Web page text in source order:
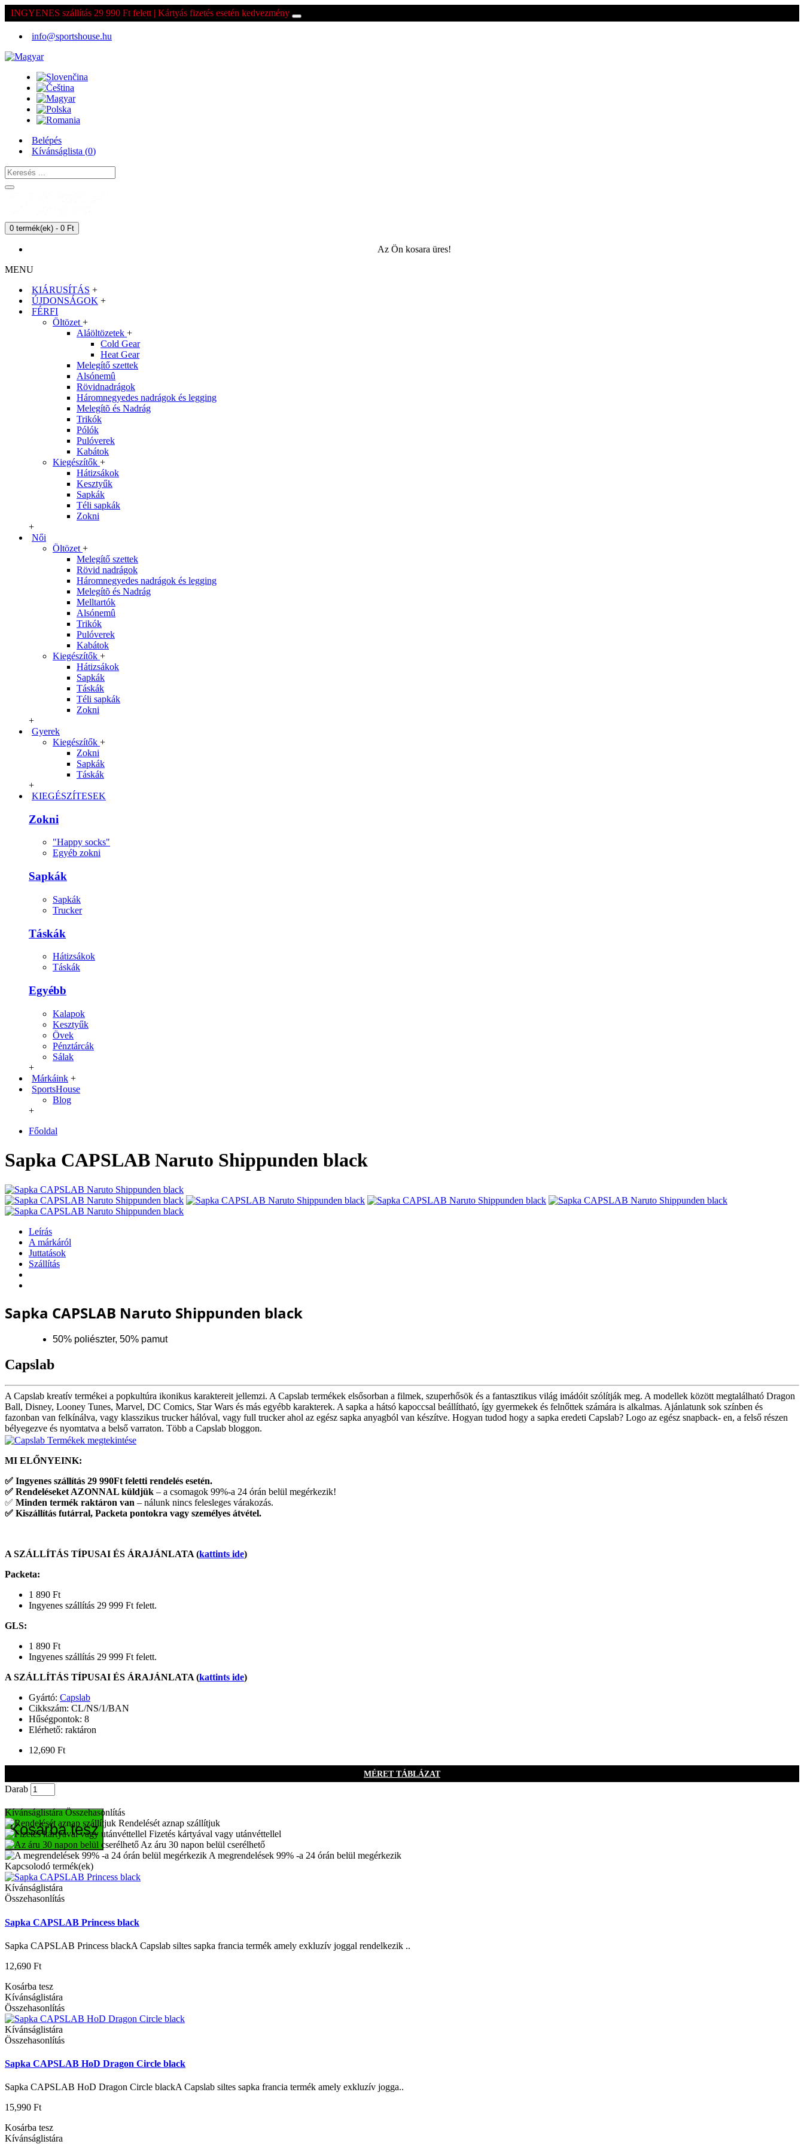
INGYENES szállítás 29 990 Ft felett | Kártyás fizetés esetén kedvezmény
info@sportshouse.hu
Belépés
Kívánságlista (0)
0 termék(ek) - 0 Ft
Az Ön kosara üres!
MENU
KIÁRUSÍTÁS +
ÚJDONSÁGOK +
FÉRFI
Öltözet +
Aláöltözetek +
Cold Gear
Heat Gear
Melegítő szettek
Alsónemû
Rövidnadrágok
Háromnegyedes nadrágok és legging
Melegítõ és Nadrág
Trikók
Pólók
Pulóverek
Kabátok
Kiegészítők +
Hátizsákok
Kesztyűk
Sapkák
Téli sapkák
Zokni
+
Női
Öltözet +
Melegítő szettek
Rövid nadrágok
Háromnegyedes nadrágok és legging
Melegítõ és Nadrág
Melltartók
Alsónemû
Trikók
Pulóverek
Kabátok
Kiegészítők +
Hátizsákok
Sapkák
Táskák
Téli sapkák
Zokni
+
Gyerek
Kiegészítők +
Zokni
Sapkák
Táskák
+
KIEGÉSZÍTESEK
Zokni
"Happy socks"
Egyéb zokni
Sapkák
Sapkák
Trucker
Táskák
Hátizsákok
Táskák
Egyébb
Kalapok
Kesztyűk
Övek
Pénztárcák
Sálak
+
Márkáink +
SportsHouse
Blog
+
Főoldal
Sapka CAPSLAB Naruto Shippunden black
Leírás
A márkáról
Juttatások
Szállítás
Sapka CAPSLAB Naruto Shippunden black
50% poliészter, 50% pamut
Capslab
A Capslab kreatív termékei a popkultúra ikonikus karaktereit jellemzi. A Capslab termékek elsősorban a filmek, szuperhősök és a fantasztikus világ imádóit szólítják meg. A modellek között megtalálható Dragon
Ball, Disney, Looney Tunes, Marvel, DC Comics, Star Wars és más egyébb karakterek. A sapka a hátsó kapoccsal beállítható, így gyermekek és felnőttek számára is alkalmas. Ajánlatunk sok színben és
fazonban van felkínálva, vagy klasszikus trucker hálóval, vagy full trucker ahol az egész sapka anyagból van készítve. Hogyan tudod hogy a sapka eredeti Capslab? Logo az egész snapback- en, a felső részen
bélyegezve és nyomtatva a belső varraton. Több a Capslab bloggon.
Termékek megtekintése
MI ELŐNYEINK:
✅ Ingyenes szállítás 29 990Ft feletti rendelés esetén.
✅ Rendeléseket AZONNAL küldjük – a csomagok 99%-a 24 órán belül megérkezik!
✅ Minden termék raktáron van – nálunk nincs felesleges várakozás.
✅ Kiszállítás futárral, Packeta pontokra vagy személyes átvétel.
A SZÁLLÍTÁS TÍPUSAI ÉS ÁRAJÁNLATA (kattints ide)
Packeta:
1 890 Ft
Ingyenes szállítás 29 999 Ft felett.
GLS:
1 890 Ft
Ingyenes szállítás 29 999 Ft felett.
A SZÁLLÍTÁS TÍPUSAI ÉS ÁRAJÁNLATA (kattints ide)
Gyártó: Capslab
Cikkszám: CL/NS/1/BAN
Hűségpontok: 8
Elérhető: raktáron
12,690 Ft
MÉRET TÁBLÁZAT
Darab
Kosárba tesz
Kívánságlistára Összehasonlítás
Rendelését aznap szállítjuk
Fizetés kártyával vagy utánvéttellel
Az áru 30 napon belül cserélhető
A megrendelések 99% -a 24 órán belül megérkezik
Kapcsolodó termék(ek)
Kívánságlistára
Összehasonlítás
Sapka CAPSLAB Princess black
Sapka CAPSLAB Princess blackA Capslab siltes sapka francia termék amely exkluzív joggal rendelkezik ..
12,690 Ft
Kosárba tesz
Kívánságlistára
Összehasonlítás
Kívánságlistára
Összehasonlítás
Sapka CAPSLAB HoD Dragon Circle black
Sapka CAPSLAB HoD Dragon Circle blackA Capslab siltes sapka francia termék amely exkluzív jogga..
15,990 Ft
Kosárba tesz
Kívánságlistára